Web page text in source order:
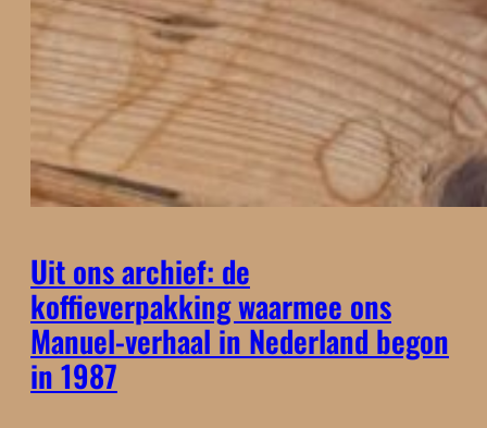
Uit ons archief: de
koffieverpakking waarmee ons
Manuel-verhaal in Nederland begon
in 1987